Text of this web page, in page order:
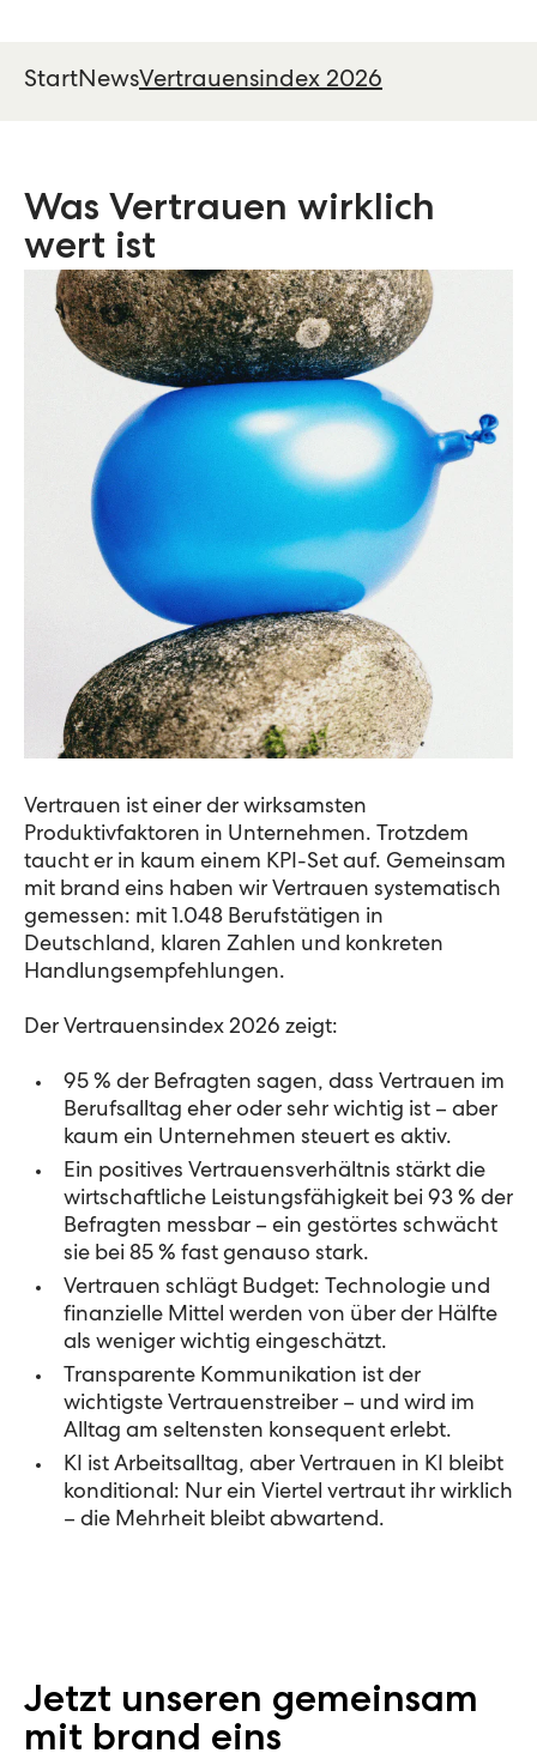
StartNewsVertrauensindex 2026
Was Vertrauen wirklich
wert ist
Vertrauen ist einer der wirksamsten
Produktivfaktoren in Unternehmen. Trotzdem
taucht er in kaum einem KPI-Set auf. Gemeinsam
mit brand eins haben wir Vertrauen systematisch
gemessen: mit 1.048 Berufstätigen in
Deutschland, klaren Zahlen und konkreten
Handlungsempfehlungen.
Der Vertrauensindex 2026 zeigt:
95 % der Befragten sagen, dass Vertrauen im
Berufsalltag eher oder sehr wichtig ist – aber
kaum ein Unternehmen steuert es aktiv.
Ein positives Vertrauensverhältnis stärkt die
wirtschaftliche Leistungsfähigkeit bei 93 % der
Befragten messbar – ein gestörtes schwächt
sie bei 85 % fast genauso stark.
Vertrauen schlägt Budget: Technologie und
finanzielle Mittel werden von über der Hälfte
als weniger wichtig eingeschätzt.
Transparente Kommunikation ist der
wichtigste Vertrauenstreiber – und wird im
Alltag am seltensten konsequent erlebt.
KI ist Arbeitsalltag, aber Vertrauen in KI bleibt
konditional: Nur ein Viertel vertraut ihr wirklich
– die Mehrheit bleibt abwartend.
Jetzt unseren gemeinsam
mit brand eins